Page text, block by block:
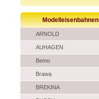
Modelleisenbahnen
ARNOLD
AUHAGEN
Bemo
Brawa
BREKINA